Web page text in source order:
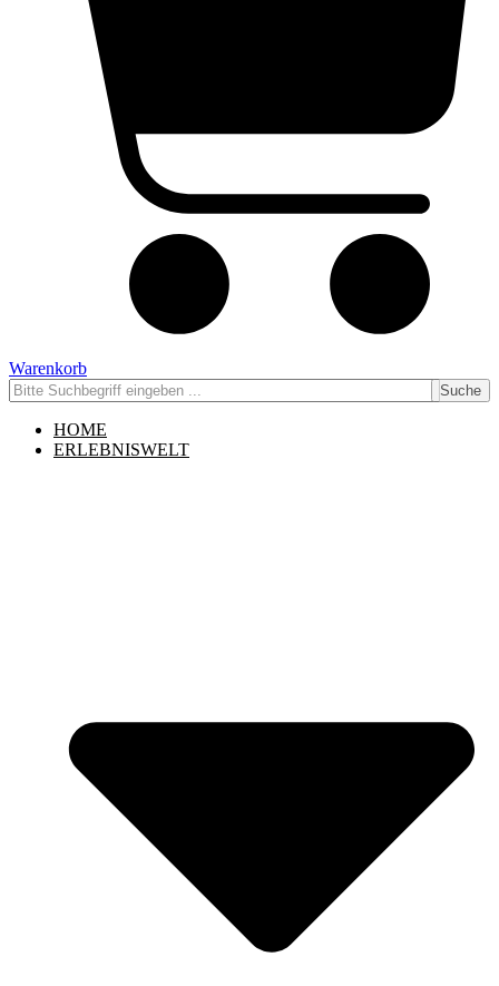
Warenkorb
Suche
HOME
ERLEBNISWELT